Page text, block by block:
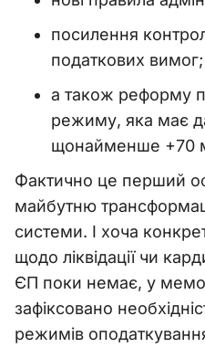
посилення
податкових вимог;
а також реформу
режиму, яка має
щонайменше +70
Фактично це перший
майбутню
системи. І хоча
щодо ліквідації чи
ЄП поки немає, у
зафіксовано
режимів